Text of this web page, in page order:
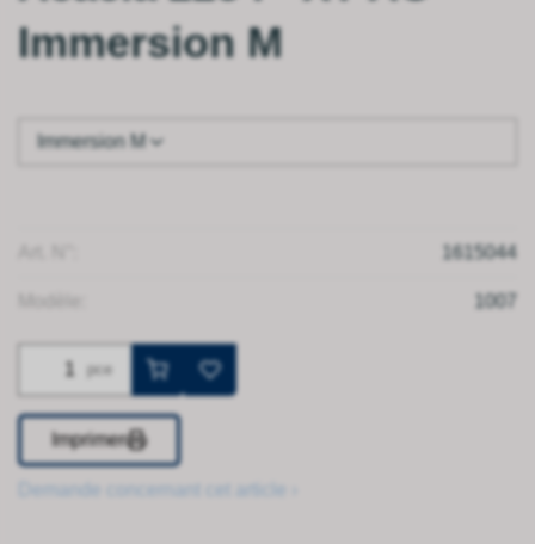
Immersion M
Immersion M
1615044
1007
pce
Imprimer
Demande concernant cet article ›